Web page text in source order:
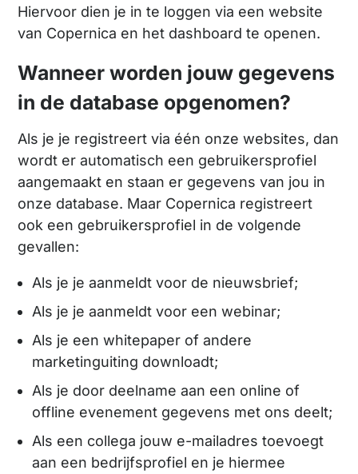
Hiervoor dien je in te loggen via een website
van Copernica en het dashboard te openen.
Wanneer worden jouw gegevens
in de database opgenomen?
Als je je registreert via één onze websites, dan
wordt er automatisch een gebruikersprofiel
aangemaakt en staan er gegevens van jou in
onze database. Maar Copernica registreert
ook een gebruikersprofiel in de volgende
gevallen:
Als je je aanmeldt voor de nieuwsbrief;
Als je je aanmeldt voor een webinar;
Als je een whitepaper of andere
marketinguiting downloadt;
Als je door deelname aan een online of
offline evenement gegevens met ons deelt;
Als een collega jouw e-mailadres toevoegt
aan een bedrijfsprofiel en je hiermee